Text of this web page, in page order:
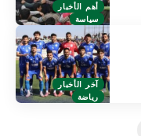
أهم الأخبار
سياسة
آخر الأخبار
رياضة